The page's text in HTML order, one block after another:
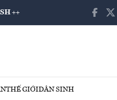
++
THẾ GIỚIDÂN SINH